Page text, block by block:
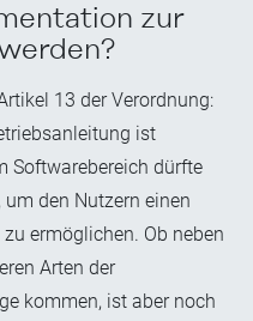
zur
13 der Verordnung:
ist
Softwarebereich dürfte
den Nutzern einen
ermöglichen. Ob neben
Arten der
kommen, ist aber noch